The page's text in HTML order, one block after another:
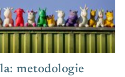
metodologie